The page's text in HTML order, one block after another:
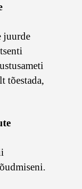
juurde
tõestada,